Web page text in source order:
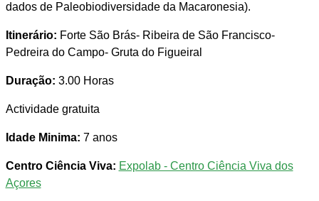
dados de Paleobiodiversidade da Macaronesia).
Itinerário: Forte São Brás- Ribeira de São Francisco-
Pedreira do Campo- Gruta do Figueiral
Duração: 3.00 Horas
Actividade gratuita
Idade Minima: 7 anos
Centro Ciência Viva: Expolab - Centro Ciência Viva dos
Açores